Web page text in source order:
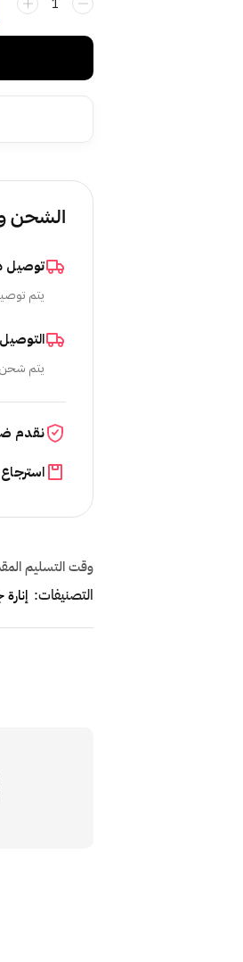
الشحن
توصيل
يتم
يتم شحن
نقدم
استرجاع
وقت التسليم
التصنيفات: